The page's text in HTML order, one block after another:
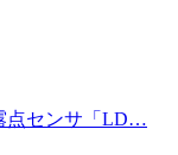
点センサ「LD…